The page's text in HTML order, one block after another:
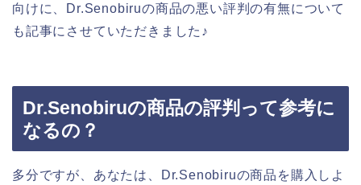
向けに、Dr.Senobiruの商品の悪い評判の有無について
も記事にさせていただきました♪
Dr.Senobiruの商品の評判って参考に
なるの？
多分ですが、あなたは、Dr.Senobiruの商品を購入しよ